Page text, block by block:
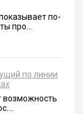
по-
про...
по линии
возможность